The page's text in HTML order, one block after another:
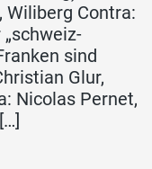
Wiliberg Contra:
sind
Glur,
Nicolas Pernet,